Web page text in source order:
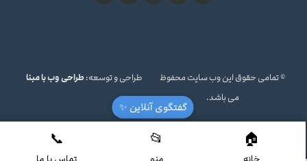
گفتگوی آنلاین ✨
© تمامی حقوق این وب سایت محفوظ
می باشد.
طراحی و توسعه:طراحی وب با مبنا